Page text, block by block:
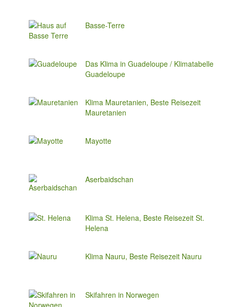
Basse-Terre
Das Klima in Guadeloupe / Klimatabelle
Guadeloupe
Klima Mauretanien, Beste Reisezeit
Mauretanien
Mayotte
Aserbaidschan
Klima St. Helena, Beste Reisezeit St.
Helena
Klima Nauru, Beste Reisezeit Nauru
Skifahren in Norwegen